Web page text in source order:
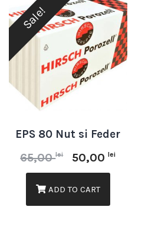
Sale!
EPS 80 Nut si Feder
65,00lei 50,00lei
ADD TO CART